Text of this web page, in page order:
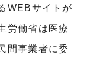
WEBサイトが
労働省は医療
間事業者に委